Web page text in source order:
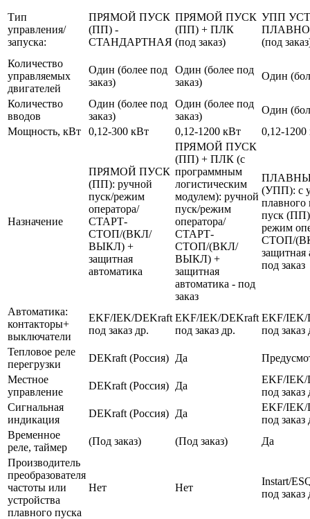
Тип
управления/
запуска:
ПРЯМОЙ ПУСК
(ПП) -
СТАНДАРТНАЯ
ПРЯМОЙ ПУСК
(ПП) + ПЛК
(под заказ)
УПП
(под
Количество
управляемых
двигателей
Один (более под
заказ)
Один (более под
заказ)
Один
Количество
вводов
Один (более под
заказ)
Один (более под
заказ)
Один
Мощность, кВт
0,12-300 кВт 0,12-1200 кВт 0,12-1200
Назначение
ПРЯМОЙ ПУСК
(ПП): ручной
пуск/режим
оператора/
СТАРТ-
СТОП/(ВКЛ/
ВЫКЛ) +
защитная
автоматика
ПРЯМОЙ ПУСК
(ПП) + ПЛК (с
программным
логистическим
модулем): ручной
пуск/режим
оператора/
СТАРТ-
СТОП/(ВКЛ/
ВЫКЛ) +
защитная
автоматика - под
заказ
(УПП): с
плавного
пуск
режим
СТОП/
защитная
под заказ
Автоматика:
контакторы+
выключатели
EKF/IEK/DEKraft
под заказ др.
EKF/IEK/DEKraft
под заказ др.
EKF/IEK/
под заказ
Тепловое реле
перегрузки
DEKraft (Россия) Да
Местное
управление
DEKraft (Россия) Да
EKF/IEK/
под заказ
Сигнальная
индикация
DEKraft (Россия) Да
EKF/IEK/
под заказ
Временное
реле, таймер
(Под заказ) (Под заказ)
Да
Производитель
преобразователя
частоты или
устройства
плавного пуска
Нет Нет
Instart/
под заказ